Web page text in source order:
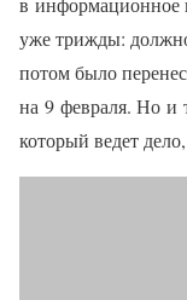
уже трижды:
потом было
на 9 февраля. Но и
который ведет